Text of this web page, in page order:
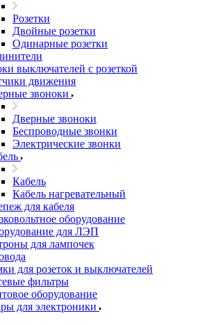
Розетки
Двойные розетки
Одинарные розетки
выключателей с розеткой
движения
звоноки
Дверные звоноки
Беспроводные звонки
Электрические звонки
Кабель
Кабель нагревательный
для кабеля
оборудование
для ЛЭП
для лампочек
для розеток и выключателей
фильтры
оборудование
для электроники